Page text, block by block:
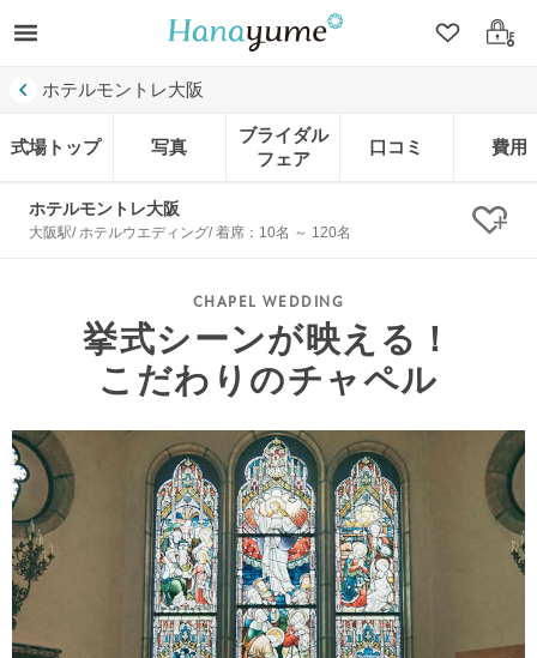
クリップ
ログ
ホテルモントレ大阪
式場トップ 写真
ブライダル
フェア
口コミ 費用
ホテルモントレ大阪
大阪駅/ ホテルウエディング/ 着席：10名 ～ 120名 ク
挙式シーンが映える！
こだわりのチャペル